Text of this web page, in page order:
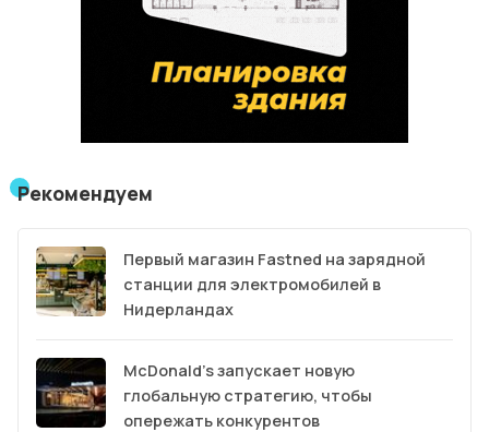
Рекомендуем
Первый магазин Fastned на зарядной
станции для электромобилей в
Нидерландах
McDonald’s запускает новую
глобальную стратегию, чтобы
опережать конкурентов